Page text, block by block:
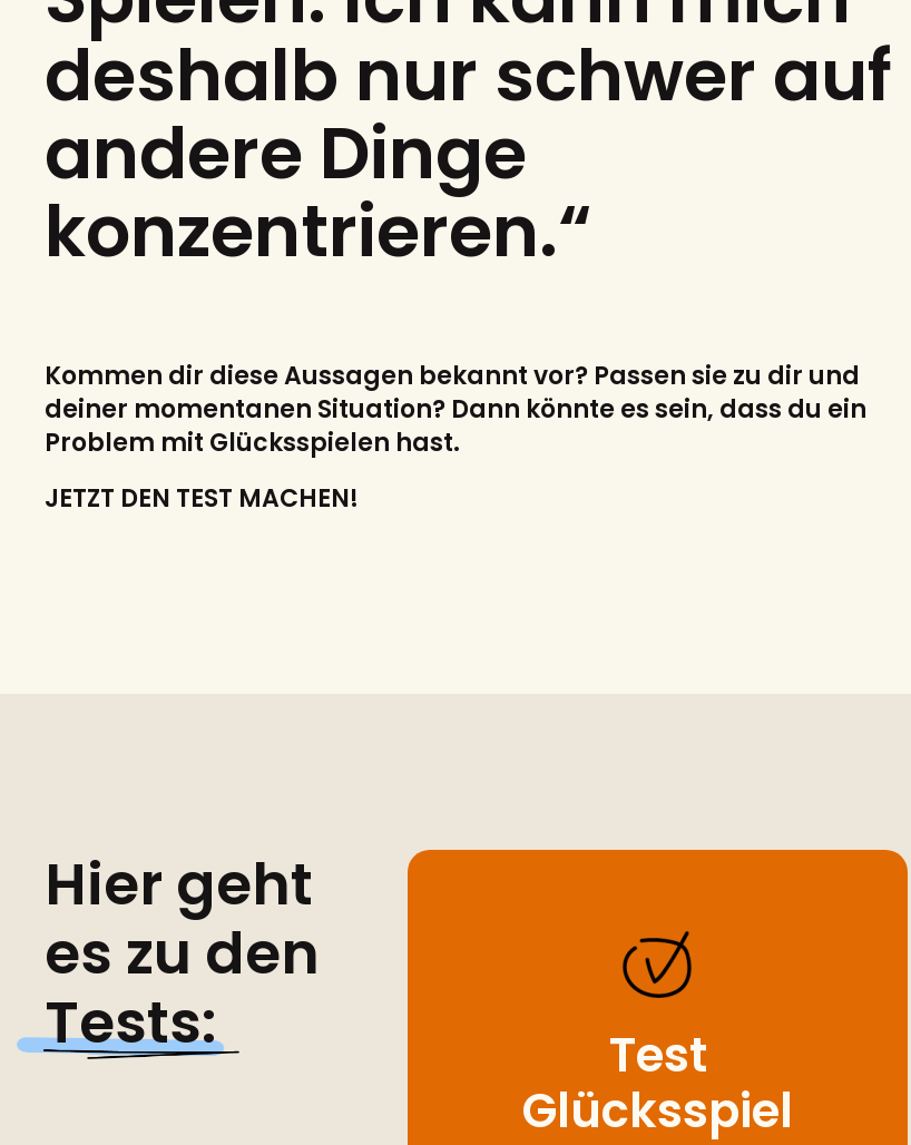
deshalb nur schwer auf
andere Dinge
konzentrieren.“
Kommen dir diese Aussagen bekannt vor? Passen sie zu dir und
deiner momentanen Situation? Dann könnte es sein, dass du ein
Problem mit Glücksspielen hast.
JETZT DEN TEST MACHEN!
Hier geht
es zu den
Tests:
Test
Glücksspiel